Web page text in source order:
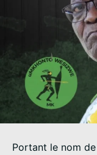
Portant le nom de